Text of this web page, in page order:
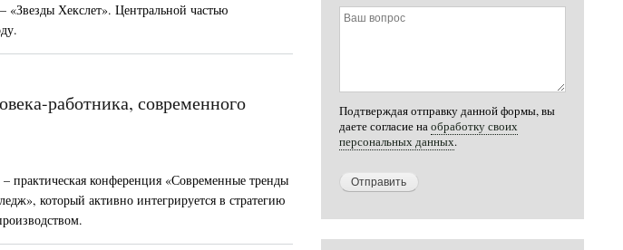
«Звезды Хекслет». Центральной частью
работника, современного
– практическая конференция «Современные тренды
который активно интегрируется в стратегию
Ваш
Подтверждая отправку данной формы, вы
даете согласие наобработку своих
персональных данных.